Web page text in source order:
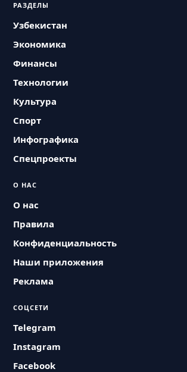
РАЗДЕЛЫ
Узбекистан
Экономика
Финансы
Технологии
Культура
Спорт
Инфографика
Спецпроекты
О НАС
О нас
Правила
Конфиденциальность
Наши приложения
Реклама
СОЦСЕТИ
Telegram
Instagram
Facebook